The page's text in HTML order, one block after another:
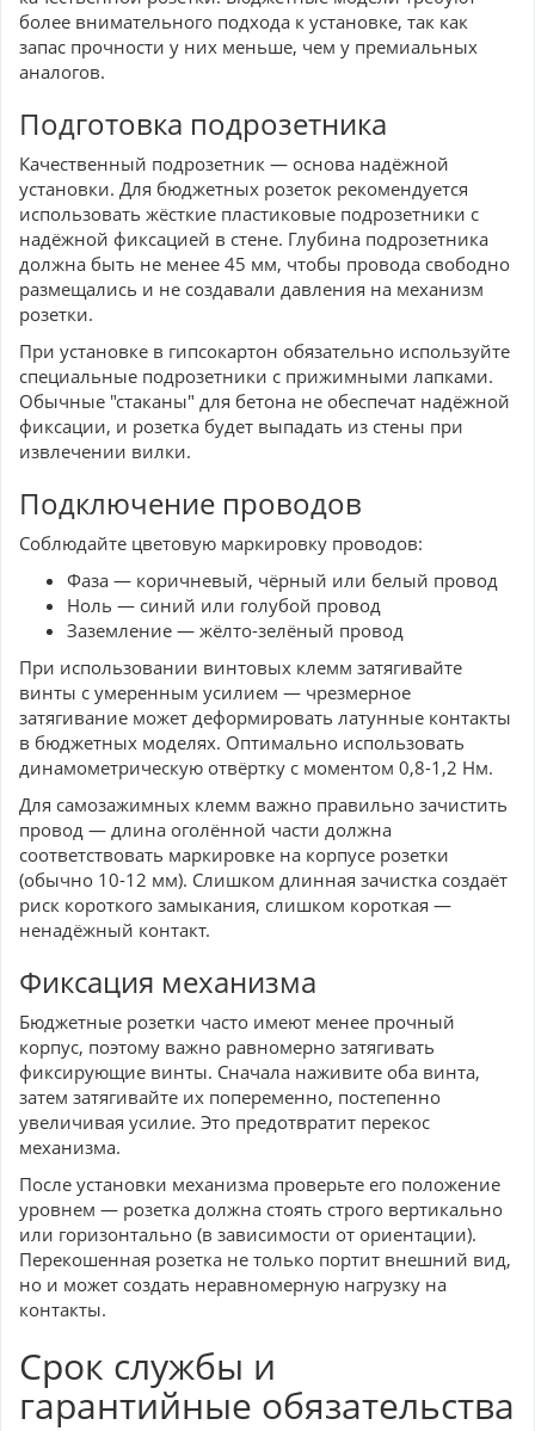
более внимательного подхода к установке, так как
запас прочности у них меньше, чем у премиальных
аналогов.
Подготовка подрозетника
Качественный подрозетник — основа надёжной
установки. Для бюджетных розеток рекомендуется
использовать жёсткие пластиковые подрозетники с
надёжной фиксацией в стене. Глубина подрозетника
должна быть не менее 45 мм, чтобы провода свободно
размещались и не создавали давления на механизм
розетки.
При установке в гипсокартон обязательно используйте
специальные подрозетники с прижимными лапками.
Обычные "стаканы" для бетона не обеспечат надёжной
фиксации, и розетка будет выпадать из стены при
извлечении вилки.
Подключение проводов
Соблюдайте цветовую маркировку проводов:
Фаза — коричневый, чёрный или белый провод
Ноль — синий или голубой провод
Заземление — жёлто-зелёный провод
При использовании винтовых клемм затягивайте
винты с умеренным усилием — чрезмерное
затягивание может деформировать латунные контакты
в бюджетных моделях. Оптимально использовать
динамометрическую отвёртку с моментом 0,8-1,2 Нм.
Для самозажимных клемм важно правильно зачистить
провод — длина оголённой части должна
соответствовать маркировке на корпусе розетки
(обычно 10-12 мм). Слишком длинная зачистка создаёт
риск короткого замыкания, слишком короткая —
ненадёжный контакт.
Фиксация механизма
Бюджетные розетки часто имеют менее прочный
корпус, поэтому важно равномерно затягивать
фиксирующие винты. Сначала наживите оба винта,
затем затягивайте их попеременно, постепенно
увеличивая усилие. Это предотвратит перекос
механизма.
После установки механизма проверьте его положение
уровнем — розетка должна стоять строго вертикально
или горизонтально (в зависимости от ориентации).
Перекошенная розетка не только портит внешний вид,
но и может создать неравномерную нагрузку на
контакты.
Срок службы и
гарантийные обязательства